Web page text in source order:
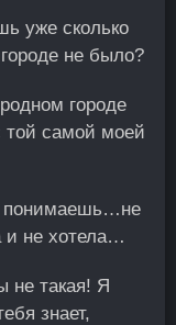
уже сколько
не было?
городе
самой моей
не хотела…
не такая! Я
знает,